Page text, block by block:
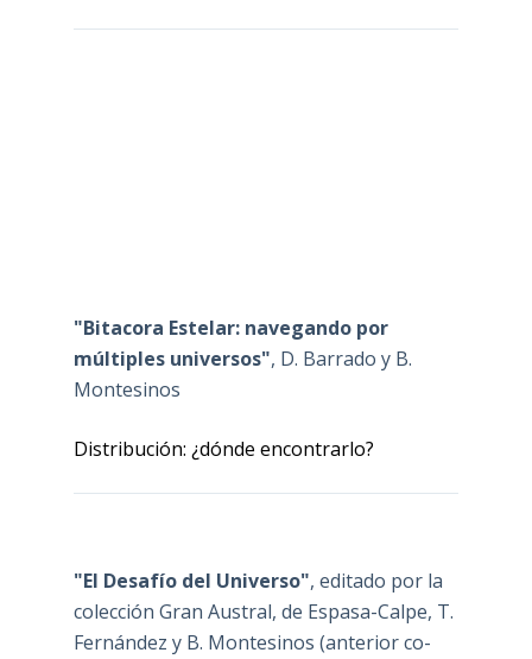
"Bitacora Estelar: navegando por
múltiples universos", D. Barrado y B.
Montesinos
Distribución: ¿dónde encontrarlo?
"El Desafío del Universo", editado por la
colección Gran Austral, de Espasa-Calpe, T.
Fernández y B. Montesinos (anterior co-